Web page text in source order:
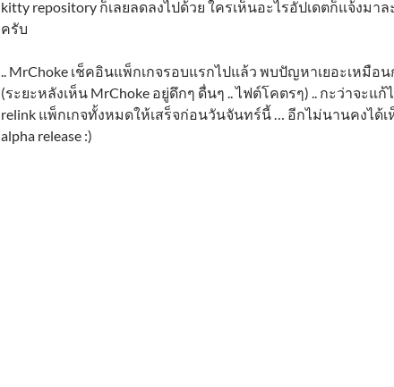
kitty repository ก็เลยลดลงไปด้วย ใครเห็นอะไรอัปเดตก็แจ้งมา
ครับ
.. MrChoke เช็คอินแพ็กเกจรอบแรกไปแล้ว พบปัญหาเยอะเหมือ
(ระยะหลังเห็น MrChoke อยู่ดึกๆ ดื่นๆ .. ไฟต์โคตรๆ) .. กะว่าจะแก้
relink แพ็กเกจทั้งหมดให้เสร็จก่อนวันจันทร์นี้ … อีกไม่นานคงได้เ
alpha release :)